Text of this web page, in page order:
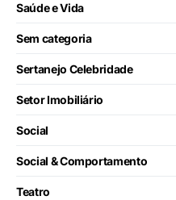
Saúde e Vida
Sem categoria
Sertanejo Celebridade
Setor Imobiliário
Social
Social & Comportamento
Teatro